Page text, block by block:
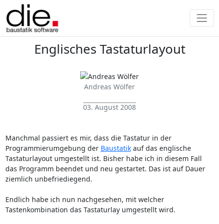
Englisches Tastaturlayout
Andreas Wölfer
03. August 2008
Manchmal passiert es mir, dass die Tastatur in der
Programmierumgebung der Baustatikauf das englische
Tastaturlayout umgestellt ist. Bisher habe ich in diesem Fall
das Programm beendet und neu gestartet. Das ist auf Dauer
ziemlich unbefriediegend.
Endlich habe ich nun nachgesehen, mit welcher
Tastenkombination das Tastaturlay umgestellt wird.